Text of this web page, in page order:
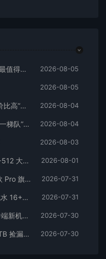
跑分再高也扛不住三年,2026年最值得长期用的5款手机 2026-08-05
2026-08-05
千元价位乱踩坑，华为目前“性价比高”的3款手机 2026-08-04
不只是跑分比拼，2026性能“第一梯队”的旗舰手机 2026-08-04
2026-08-03
存储疯狂涨价的当下，三台 16+512 大存储旗舰，一步告别清内存内耗 2026-08-01
多花几百拿下全套顶配，这 5 款 Pro 旗舰，一步到位用好多年 2026-07-31
死蹲双十一没必要，5 台持续跳水 16+512 机型，一步稳用五年 2026-07-31
总被忽悠必须上旗舰？这五台中端新机，踏踏实实流畅五年 2026-07-30
内存持续涨价收割，三台 16+1TB 捡漏神机，安稳流畅用五年 2026-07-30